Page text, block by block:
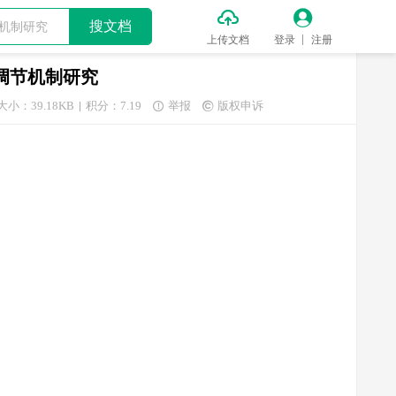
搜文档 
上传文档

登录 注册
节机制研究
小：39.18KB 积分：7.19  举报  版权申诉